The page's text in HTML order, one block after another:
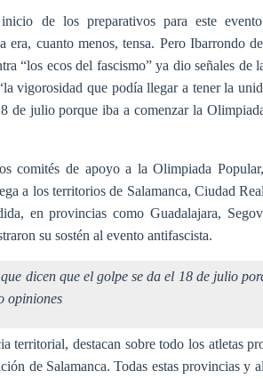
de los preparativos para este
era, cuanto menos, tensa. Pero Ibarrondo
“los ecos del fascismo” ya dio señales de
vigorosidad que podía llegar a tener la
de julio porque iba a comenzar la
comités de apoyo a la Olimpiada
a los territorios de Salamanca, Ciudad
en provincias como Guadalajara,
su sostén al evento antifascista.
dicen que el golpe se da el 18 de julio
opiniones
territorial, destacan sobre todo los atletas
de Salamanca. Todas estas provincias y